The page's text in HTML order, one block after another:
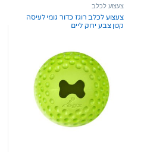
t
f
5
צעצוע לכלב
צעצוע לכלב רוגז כדור גומי לעיסה
קטן צבע ירוק ליים